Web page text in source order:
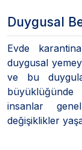
Duygusal
Evde
duygusal
ve bu
insanlar
değişiklikler